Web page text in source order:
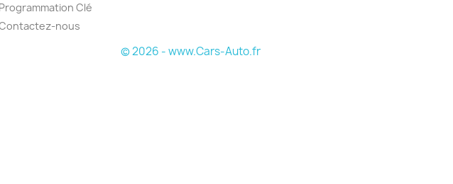
Programmation Clé
nous
© 2026 - www.Cars-Auto.fr